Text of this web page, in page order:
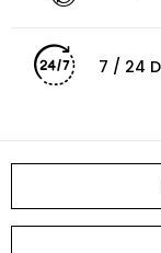
7 / 24